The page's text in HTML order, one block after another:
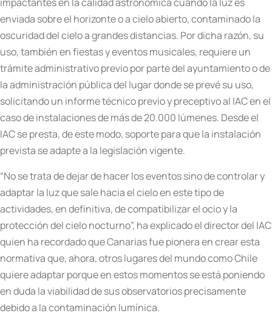
enviada sobre el horizonte o a cielo abierto, contaminado la
oscuridad del cielo a grandes distancias. Por dicha razón, su
uso, también en fiestas y eventos musicales, requiere un
trámite administrativo previo por parte del ayuntamiento o de
la administración pública del lugar donde se prevé su uso,
solicitando un informe técnico previo y preceptivo al IAC en el
caso de instalaciones de más de 20.000 lúmenes. Desde el
IAC se presta, de este modo, soporte para que la instalación
prevista se adapte a la legislación vigente.
“No se trata de dejar de hacer los eventos sino de controlar y
adaptar la luz que sale hacia el cielo en este tipo de
actividades, en definitiva, de compatibilizar el ocio y la
protección del cielo nocturno”, ha explicado el director del IAC
quien ha recordado que Canarias fue pionera en crear esta
normativa que, ahora, otros lugares del mundo como Chile
quiere adaptar porque en estos momentos se está poniendo
en duda la viabilidad de sus observatorios precisamente
debido a la contaminación lumínica.